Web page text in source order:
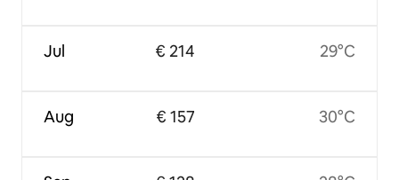
Jul
Aug
€ 214
€ 157
29°C
30°C